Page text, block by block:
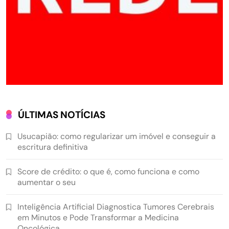
ÚLTIMAS NOTÍCIAS
Usucapião: como regularizar um imóvel e conseguir a
escritura definitiva
Score de crédito: o que é, como funciona e como
aumentar o seu
Inteligência Artificial Diagnostica Tumores Cerebrais
em Minutos e Pode Transformar a Medicina